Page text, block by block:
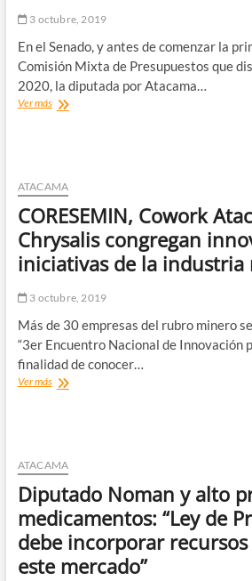
3 octubre, 2019
En el Senado, y antes de comenzar la
Comisión Mixta de Presupuestos que
2020, la diputada por Atacama…
Ver másDiputada
con
Ministro
de
Hacienda
y
reiteró
por
de
remates
por
mineras
ATACAMA
CORESEMIN, Cowork
Chrysalis congregan
iniciativas de la industria
3 octubre, 2019
Más de 30 empresas del rubro minero
“3er Encuentro Nacional de Innovación
finalidad de conocer…
Ver másCORESEMIN,
congregan
innovadoras
iniciativas
de
la
industria
ATACAMA
Diputado Noman y alto
medicamentos: “Ley de
debe incorporar
este mercado”